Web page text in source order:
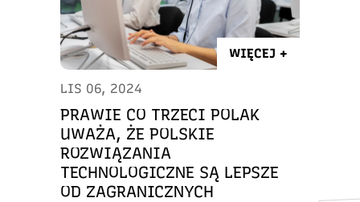
WIĘCEJ +
LIS 06, 2024
PRAWIE CO TRZECI POLAK
UWAŻA, ŻE POLSKIE
ROZWIĄZANIA
TECHNOLOGICZNE SĄ LEPSZE
OD ZAGRANICZNYCH